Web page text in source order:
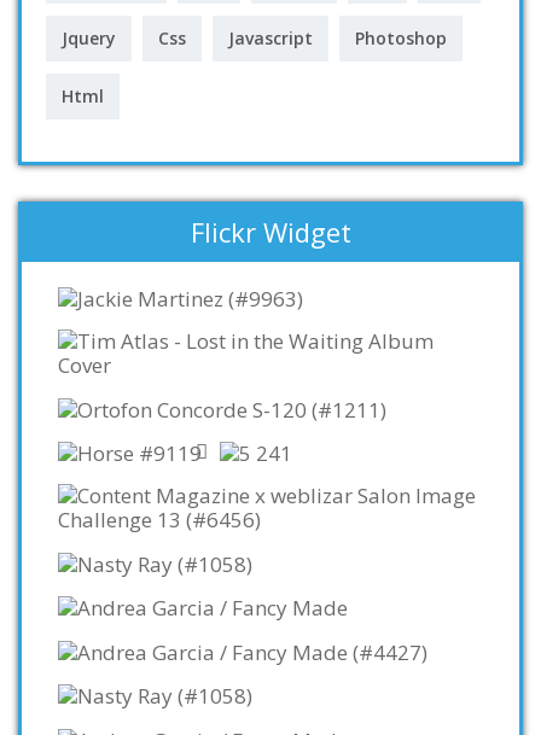
Jquery Css Javascript Photoshop
Html
Flickr Widget